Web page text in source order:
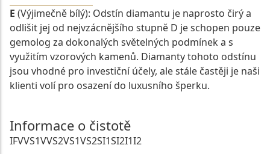
E (Výjimečně bílý): Odstín diamantu je naprosto čirý a
odlišit jej od nejvzácnějšího stupně D je schopen pouze
gemolog za dokonalých světelných podmínek a s
využitím vzorových kamenů. Diamanty tohoto odstínu
jsou vhodné pro investiční účely, ale stále častěji je naši
klienti volí pro osazení do luxusního šperku.
Informace o čistotě
IFVVS1VVS2VS1VS2SI1SI2I1I2